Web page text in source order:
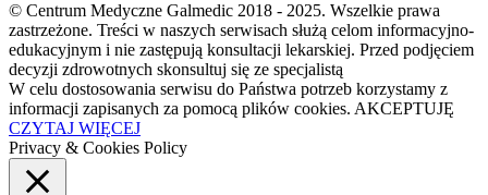
© Centrum Medyczne Galmedic 2018 - 2025. Wszelkie prawa
zastrzeżone. Treści w naszych serwisach służą celom informacyjno-
edukacyjnym i nie zastępują konsultacji lekarskiej. Przed podjęciem
decyzji zdrowotnych skonsultuj się ze specjalistą
W celu dostosowania serwisu do Państwa potrzeb korzystamy z
informacji zapisanych za pomocą plików cookies. AKCEPTUJĘ
CZYTAJ WIĘCEJ
Privacy & Cookies Policy